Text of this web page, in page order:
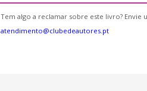
Tem algo a reclamar sobre este livro? Envie
atendimento@clubedeautores.pt